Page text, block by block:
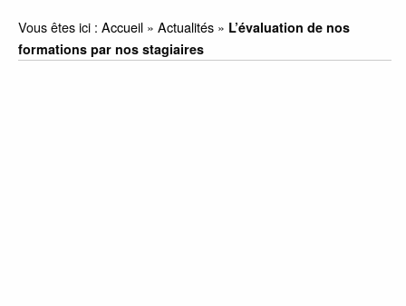
Vous êtes ici :Accueil »Actualités » L’évaluation de nos
formations par nos stagiaires